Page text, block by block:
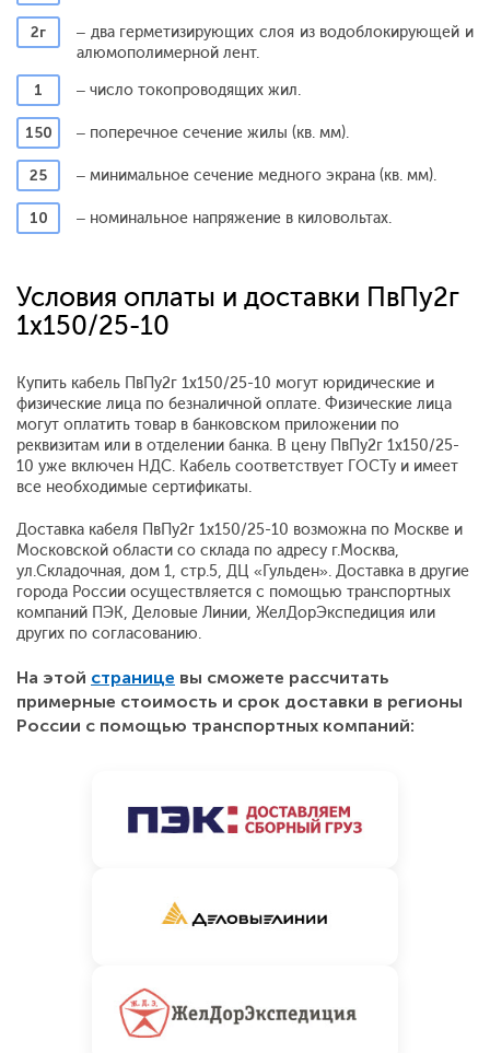
2г
– два герметизирующих слоя из водоблокирующей и
алюмополимерной лент.
1
– число токопроводящих жил.
150 – поперечное сечение жилы (кв. мм).
25 – минимальное сечение медного экрана (кв. мм).
10 – номинальное напряжение в киловольтах.
Условия оплаты и доставки ПвПу2г
1x150/25-10
Купить кабель ПвПу2г 1x150/25-10 могут юридические и
физические лица по безналичной оплате. Физические лица
могут оплатить товар в банковском приложении по
реквизитам или в отделении банка. В цену ПвПу2г 1x150/25-
10 уже включен НДС. Кабель соответствует ГОСТу и имеет
все необходимые сертификаты.
Доставка кабеля ПвПу2г 1x150/25-10 возможна по Москве и
Московской области со склада по адресу г.Москва,
ул.Складочная, дом 1, стр.5, ДЦ «Гульден». Доставка в другие
города России осуществляется с помощью транспортных
компаний ПЭК, Деловые Линии, ЖелДорЭкспедиция или
других по согласованию.
На этой странице вы сможете рассчитать
примерные стоимость и срок доставки в регионы
России с помощью транспортных компаний: